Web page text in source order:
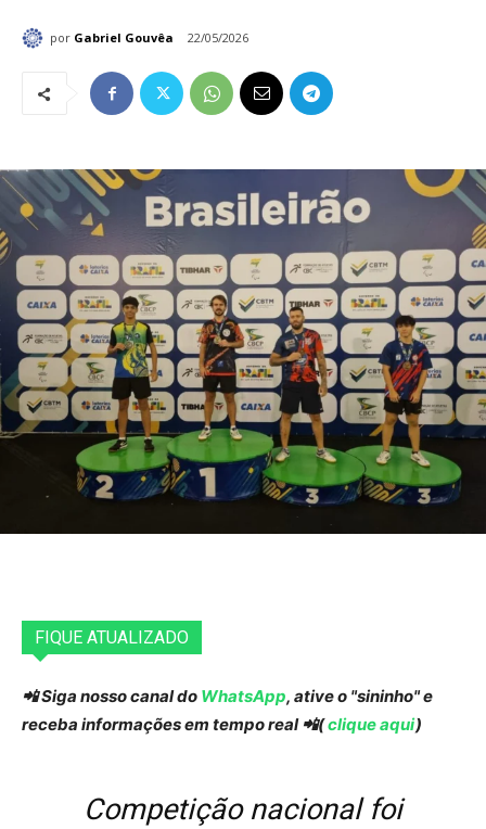
por Gabriel Gouvêa 22/05/2026
FIQUE ATUALIZADO
📲 Siga nosso canal do WhatsApp, ative o "sininho" e
receba informações em tempo real 📲(clique aqui)
Competição nacional foi